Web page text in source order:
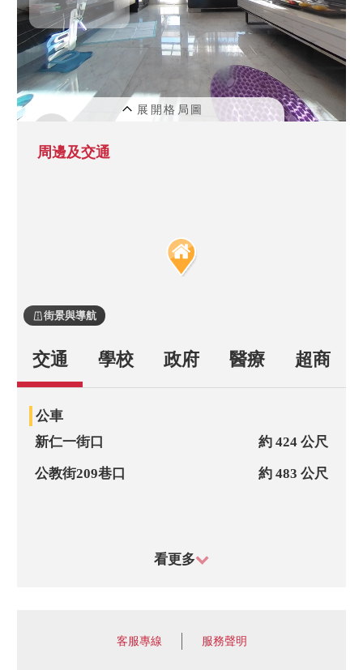
周邊及交通
街景與導航
交通 學校 政府 醫療 超商
公車
新仁一街口
約 424 公尺
公教街209巷口 約 483 公尺
看更多
客服專線 服務聲明